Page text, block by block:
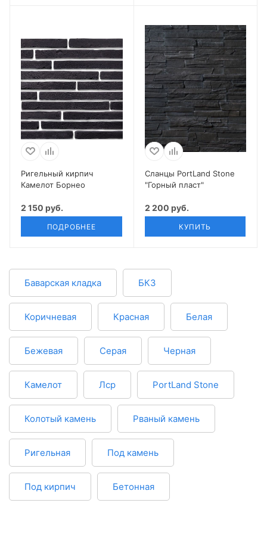
Ригельный кирпич
Камелот Борнео
2 150 руб.
ПОДРОБНЕЕ
Сланцы PortLand Stone
"Горный пласт"
2 200 руб.
КУПИТЬ
Баварская кладка БКЗ
Коричневая Красная Белая
Бежевая Серая Черная
Камелот Лср PortLand Stone
Колотый камень Рваный камень
Ригельная Под камень
Под кирпич Бетонная